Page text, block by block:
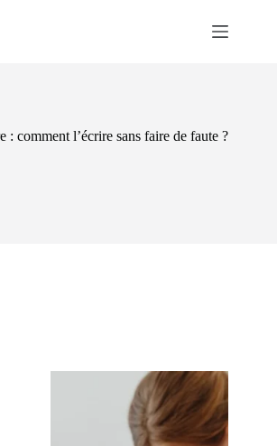
: comment l’écrire sans faire de faute ?